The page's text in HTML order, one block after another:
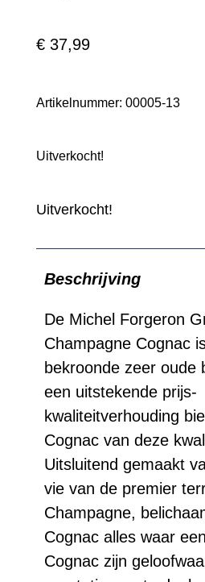
€37,99
Artikelnummer: 00005-13
Uitverkocht!
Uitverkocht!
Beschrijving
De Michel Forgeron
Champagne Cognac
bekroonde zeer oude
een uitstekende prijs-
kwaliteitverhouding
Cognac van deze
Uitsluitend gemaakt
vie van de premier
Champagne,
Cognac alles waar
Cognac zijn